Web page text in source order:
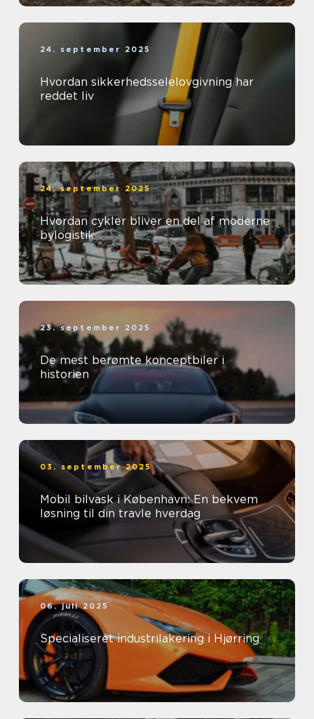
24. september 2025
Hvordan sikkerhedsselelovgivning har
reddet liv
24. september 2025
Hvordan cykler bliver en del af moderne
bylogistik
23. september 2025
De mest berømte konceptbiler i
historien
03. september 2025
Mobil bilvask i København: En bekvem
løsning til din travle hverdag
06. juli 2025
Specialiseret industrilakering i Hjørring